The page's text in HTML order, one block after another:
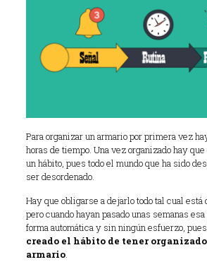
Para organizar un armario por primera vez
horas de tiempo. Una vez organizado hay
un hábito, pues todo el mundo que ha sido
ser desordenado.
Hay que obligarse a dejarlo todo tal cual está
pero cuando hayan pasado unas semanas
forma automática y sin ningún esfuerzo, pues
creado el hábito de tener
armario.